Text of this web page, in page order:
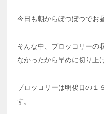
今日も朝からぽつぽつでお
そんな中、ブロッコリーの
なかったから早めに切り上
ブロッコリーは明後日の１
す。